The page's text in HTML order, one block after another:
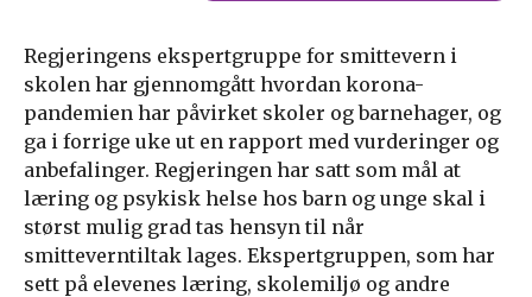
Regjeringens ekspertgruppe for smittevern i
skolen har gjennomgått hvordan korona-
pandemien har påvirket skoler og barnehager, og
ga i forrige uke ut en rapport med vurderinger og
anbefalinger. Regjeringen har satt som mål at
læring og psykisk helse hos barn og unge skal i
størst mulig grad tas hensyn til når
smitteverntiltak lages. Ekspertgruppen, som har
sett på elevenes læring, skolemiljø og andre